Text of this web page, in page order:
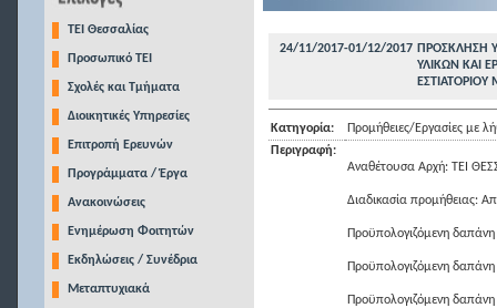
TEI Θεσσαλίας
Προσωπικό ΤΕΙ
Σχολές και Τμήματα
Διοικητικές Υπηρεσίες
Επιτροπή Ερευνών
Προγράμματα / Έργα
Ανακοινώσεις
Ενημέρωση Φοιτητών
Εκδηλώσεις / Συνέδρια
Μεταπτυχιακά
24/11/2017-01/12/2017 ΠΡΟΣΚΛΗΣΗ
ΥΛΙΚΩΝ ΚΑΙ
Κατηγορία:
Προμήθειες/Εργασίες με
Περιγραφή:
Αναθέτουσα Αρχή: ΤΕΙ
Διαδικασία προμήθειας:
Προϋπολογιζόμενη
Προϋπολογιζόμενη
Προϋπολογιζόμενη